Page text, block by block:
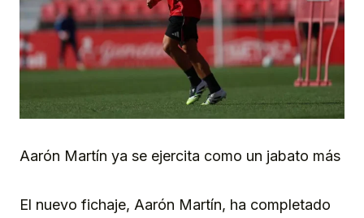
Aarón Martín ya se ejercita como un jabato más
El nuevo fichaje, Aarón Martín, ha completado